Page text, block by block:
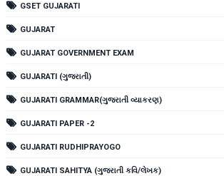
GSET GUJARATI
GUJARAT
GUJARAT GOVERNMENT EXAM
GUJARATI (ગુજરાતી)
GUJARATI GRAMMAR(ગુજરાતી વ્યાકરણ)
GUJARATI PAPER -2
GUJARATI RUDHIPRAYOGO
GUJARATI SAHITYA (ગુજરાતી કવિ/લેખક)